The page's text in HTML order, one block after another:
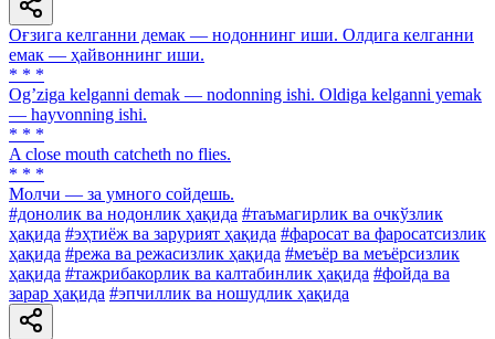
Оғзига келганни демак — нодоннинг иши. Олдига келганни
емак — ҳайвоннинг иши.
* * *
Ogʼziga kelganni demak — nodonning ishi. Oldiga kelganni yemak
— hayvonning ishi.
* * *
A close mouth catcheth no flies.
* * *
Молчи — за умного сойдешь.
#донолик ва нодонлик ҳақида #таъмагирлик ва очкўзлик
ҳақида #эҳтиёж ва зарурият ҳақида #фаросат ва фаросатсизлик
ҳақида #режа ва режасизлик ҳақида #меъёр ва меъёрсизлик
ҳақида #тажрибакорлик ва калтабинлик ҳақида #фойда ва
зарар ҳақида #эпчиллик ва ношудлик ҳақида